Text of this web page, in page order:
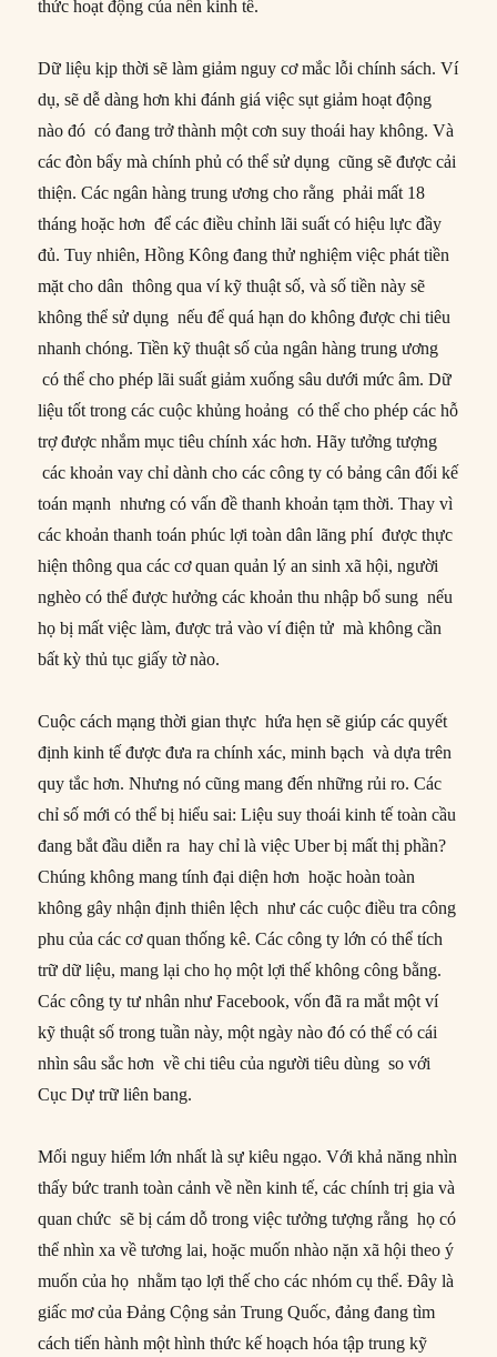
thức hoạt động của nền kinh tế.
Dữ liệu kịp thời sẽ làm giảm nguy cơ mắc lỗi chính sách. Ví
dụ, sẽ dễ dàng hơn khi đánh giá việc sụt giảm hoạt động
nào đó có đang trở thành một cơn suy thoái hay không. Và
các đòn bẩy mà chính phủ có thể sử dụng cũng sẽ được cải
thiện. Các ngân hàng trung ương cho rằng phải mất 18
tháng hoặc hơn để các điều chỉnh lãi suất có hiệu lực đầy
đủ. Tuy nhiên, Hồng Kông đang thử nghiệm việc phát tiền
mặt cho dân thông qua ví kỹ thuật số, và số tiền này sẽ
không thể sử dụng nếu để quá hạn do không được chi tiêu
nhanh chóng. Tiền kỹ thuật số của ngân hàng trung ương
có thể cho phép lãi suất giảm xuống sâu dưới mức âm. Dữ
liệu tốt trong các cuộc khủng hoảng có thể cho phép các hỗ
trợ được nhắm mục tiêu chính xác hơn. Hãy tưởng tượng
các khoản vay chỉ dành cho các công ty có bảng cân đối kế
toán mạnh nhưng có vấn đề thanh khoản tạm thời. Thay vì
các khoản thanh toán phúc lợi toàn dân lãng phí được thực
hiện thông qua các cơ quan quản lý an sinh xã hội, người
nghèo có thể được hưởng các khoản thu nhập bổ sung nếu
họ bị mất việc làm, được trả vào ví điện tử mà không cần
bất kỳ thủ tục giấy tờ nào.
Cuộc cách mạng thời gian thực hứa hẹn sẽ giúp các quyết
định kinh tế được đưa ra chính xác, minh bạch và dựa trên
quy tắc hơn. Nhưng nó cũng mang đến những rủi ro. Các
chỉ số mới có thể bị hiểu sai: Liệu suy thoái kinh tế toàn cầu
đang bắt đầu diễn ra hay chỉ là việc Uber bị mất thị phần?
Chúng không mang tính đại diện hơn hoặc hoàn toàn
không gây nhận định thiên lệch như các cuộc điều tra công
phu của các cơ quan thống kê. Các công ty lớn có thể tích
trữ dữ liệu, mang lại cho họ một lợi thế không công bằng.
Các công ty tư nhân như Facebook, vốn đã ra mắt một ví
kỹ thuật số trong tuần này, một ngày nào đó có thể có cái
nhìn sâu sắc hơn về chi tiêu của người tiêu dùng so với
Cục Dự trữ liên bang.
Mối nguy hiểm lớn nhất là sự kiêu ngạo. Với khả năng nhìn
thấy bức tranh toàn cảnh về nền kinh tế, các chính trị gia và
quan chức sẽ bị cám dỗ trong việc tưởng tượng rằng họ có
thể nhìn xa về tương lai, hoặc muốn nhào nặn xã hội theo ý
muốn của họ nhằm tạo lợi thế cho các nhóm cụ thể. Đây là
giấc mơ của Đảng Cộng sản Trung Quốc, đảng đang tìm
cách tiến hành một hình thức kế hoạch hóa tập trung kỹ